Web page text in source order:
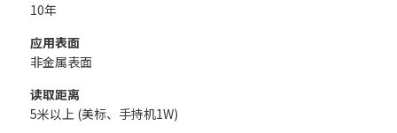
10年
应用表面
非金属表面
读取距离
5米以上 (美标、手持机1W)